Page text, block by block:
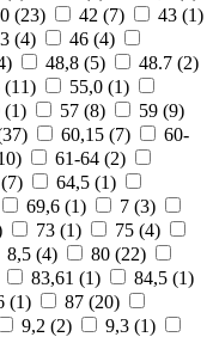
(23) 42 (7) 43 (1)
(4) 46 (4)
) 48,8 (5) 48.7 (2)
(11) 55,0 (1)
(1) 57 (8) 59 (9)
37) 60,15 (7)
60-
) 61-64 (2)
7) 64,5 (1)
69,6 (1) 7 (3)
73 (1) 75 (4)
8,5 (4) 80 (22)
83,61 (1) 84,5 (1)
(1) 87 (20)
9,2 (2) 9,3 (1)